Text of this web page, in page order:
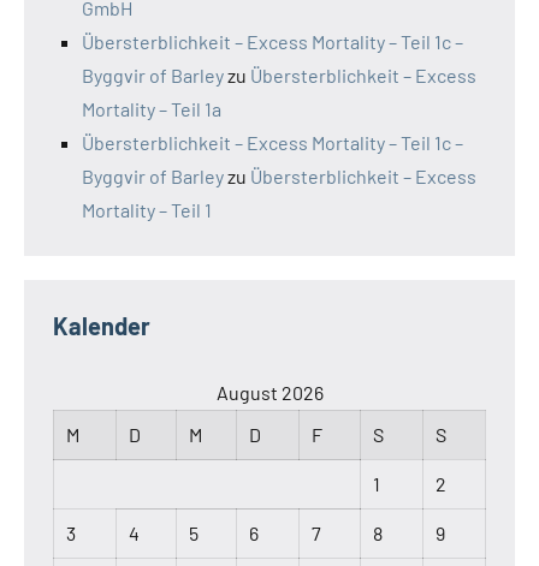
GmbH
Übersterblichkeit – Excess Mortality – Teil 1c –
Byggvir of Barleyzu Übersterblichkeit – Excess
Mortality – Teil 1a
Übersterblichkeit – Excess Mortality – Teil 1c –
Byggvir of Barleyzu Übersterblichkeit – Excess
Mortality – Teil 1
Kalender
August 2026
M
D M D F S S
1 2
3 4 5 6 7 8 9